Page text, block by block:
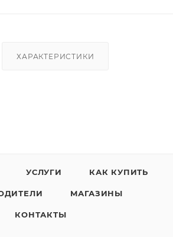
ХАРАКТЕРИСТИКИ
УСЛУГИ КАК КУПИТЬ
МАГАЗИНЫ
КОНТАКТЫ